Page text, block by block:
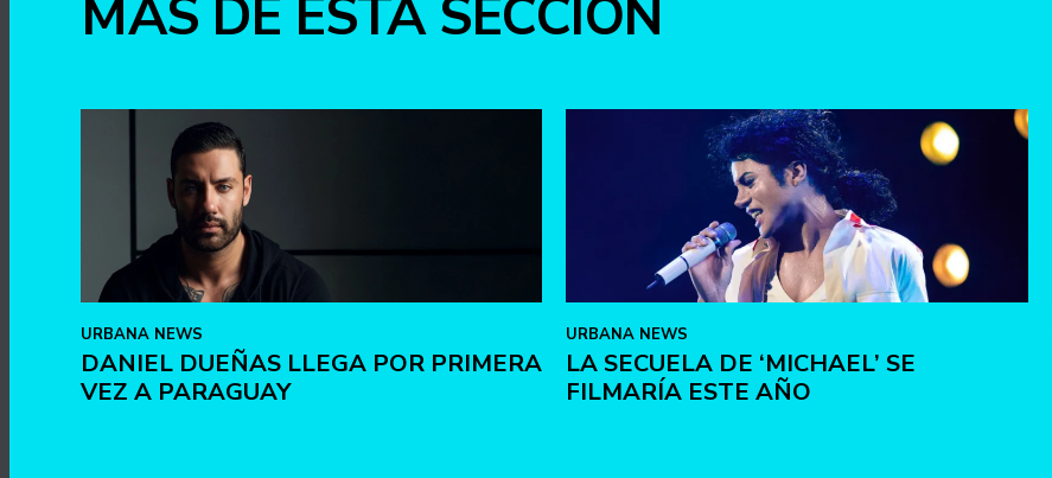
MÁS DE ESTA SECCIÓN
URBANA NEWS
DANIEL DUEÑAS LLEGA POR PRIMERA
VEZ A PARAGUAY
URBANA NEWS
LA SECUELA DE ‘MICHAEL’ SE
FILMARÍA ESTE AÑO